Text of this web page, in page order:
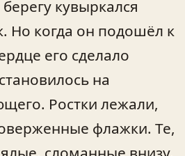
кувыркался
Но когда он подошёл к
его сделало
на
Ростки лежали,
флажки. Те,